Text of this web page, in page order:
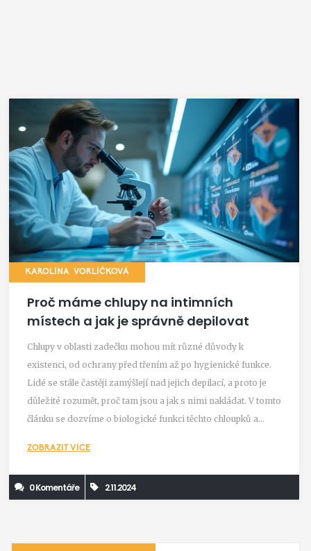
KAROLÍNA VORLÍČKOVÁ
Proč máme chlupy na intimních
místech a jak je správně depilovat
Chlupy v oblasti zadečku mohou mít různé důvody k
existenci, od ochrany před třením až po hygienické funkce.
Lidé se stále častěji zamýšlejí nad jejich depilací, a proto je
důležité rozumět, proč tam jsou a jak s nimi nakládat. V tomto
článku se dozvíme o biologické funkci těchto chloupků a
aniž by to vedlo k podráždění pokožky.
ZOBRAZIT VÍCE
0 Komentáře 2.11.2024